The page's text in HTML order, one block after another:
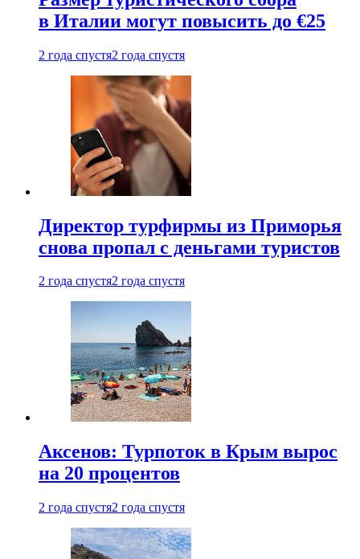
в Италии могут повысить до €25
2 года спустя2 года спустя
Директор турфирмы из Приморья
снова пропал с деньгами туристов
2 года спустя2 года спустя
Аксенов: Турпоток в Крым вырос
на 20 процентов
2 года спустя2 года спустя